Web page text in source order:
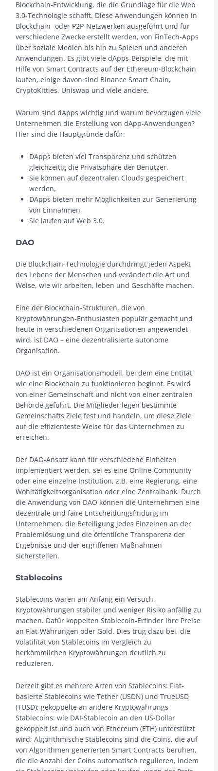
Blockchain-Entwicklung, die die Grundlage für die Web
3.0-Technologie schafft. Diese Anwendungen können in
Blockchain- oder P2P-Netzwerken ausgeführt und für
verschiedene Zwecke erstellt werden, von FinTech-Apps
über soziale Medien bis hin zu Spielen und anderen
Anwendungen. Es gibt viele dApps-Beispiele, die mit
Hilfe von Smart Contracts auf der Ethereum-Blockchain
laufen, einige davon sind Binance Smart Chain,
CryptoKitties, Uniswap und viele andere.
Warum sind dApps wichtig und warum bevorzugen viele
Unternehmen die Erstellung von dApp-Anwendungen?
Hier sind die Hauptgründe dafür:
DApps bieten viel Transparenz und schützen
gleichzeitig die Privatsphäre der Benutzer.
Sie können auf dezentralen Clouds gespeichert
werden,
DApps bieten mehr Möglichkeiten zur Generierung
von Einnahmen,
Sie laufen auf Web 3.0.
DAO
Die Blockchain-Technologie durchdringt jeden Aspekt
des Lebens der Menschen und verändert die Art und
Weise, wie wir arbeiten, leben und Geschäfte machen.
Eine der Blockchain-Strukturen, die von
Kryptowährungen-Enthusiasten populär gemacht und
heute in verschiedenen Organisationen angewendet
wird, ist DAO – eine dezentralisierte autonome
Organisation.
DAO ist ein Organisationsmodell, bei dem eine Entität
wie eine Blockchain zu funktionieren beginnt. Es wird
von einer Gemeinschaft und nicht von einer zentralen
Behörde geführt. Die Mitglieder legen bestimmte
Gemeinschafts Ziele fest und handeln, um diese Ziele
auf die effizienteste Weise für das Unternehmen zu
erreichen.
Der DAO-Ansatz kann für verschiedene Einheiten
implementiert werden, sei es eine Online-Community
oder eine einzelne Institution, z.B. eine Regierung, eine
Wohltätigkeitsorganisation oder eine Zentralbank. Durch
die Anwendung von DAO können die Unternehmen eine
dezentrale und faire Entscheidungsfindung im
Unternehmen, die Beteiligung jedes Einzelnen an der
Problemlösung und die öffentliche Transparenz der
Ergebnisse und der ergriffenen Maßnahmen
sicherstellen.
Stablecoins
Stablecoins waren am Anfang ein Versuch,
Kryptowährungen stabiler und weniger Risiko anfällig zu
machen. Dafür koppelten Stablecoin-Erfinder ihre Preise
an Fiat-Währungen oder Gold. Dies trug dazu bei, die
Volatilität von Stablecoins im Vergleich zu
herkömmlichen Kryptowährungen deutlich zu
reduzieren.
Derzeit gibt es mehrere Arten von Stablecoins: Fiat-
basierte Stablecoins wie Tether (USDN) und TrueUSD
(TUSD); gekoppelte an andere Kryptowährungs-
Stablecoins: wie DAI-Stablecoin an den US-Dollar
gekoppelt ist und auch von Ethereum (ETH) unterstützt
wird; Algorithmische Stablecoins sind die Coins, die auf
von Algorithmen generierten Smart Contracts beruhen,
die die Anzahl der Coins automatisch regulieren, indem